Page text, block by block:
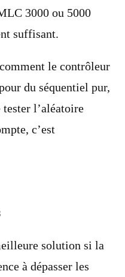
3000 ou 5000
suffisant.
le contrôleur
du séquentiel pur,
l’aléatoire
c’est
solution si la
à dépasser les